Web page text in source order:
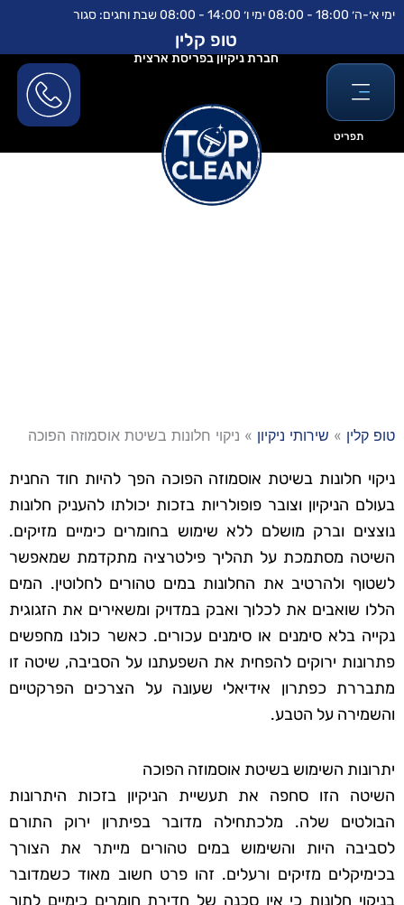
לתוכן
דילוג
ימי א׳-ה׳ 18:00 - 08:00 ימי ו׳ 14:00 - 08:00 שבת וחגים: סגור
תפריט
טופ קלין
חברת ניקיון בפריסת ארצית
טופ קלין » שירותי ניקיון » ניקוי חלונות בשיטת אוסמוזה הפוכה
ניקוי חלונות בשיטת אוסמוזה הפוכה הפך להיות חוד החנית
בעולם הניקיון וצובר פופולריות בזכות יכולתו להעניק חלונות
נוצצים וברק מושלם ללא שימוש בחומרים כימיים מזיקים.
השיטה מסתמכת על תהליך פילטרציה מתקדמת שמאפשר
לשטוף ולהרטיב את החלונות במים טהורים לחלוטין. המים
הללו שואבים את לכלוך ואבק במדויק ומשאירים את הזגוגית
נקייה בלא סימנים או סימנים עכורים. כאשר כולנו מחפשים
פתרונות ירוקים להפחית את השפעתנו על הסביבה, שיטה זו
מתבררת כפתרון אידיאלי שעונה על הצרכים הפרקטיים
והשמירה על הטבע.
יתרונות השימוש בשיטת אוסמוזה הפוכה
השיטה הזו סחפה את תעשיית הניקיון בזכות היתרונות
הבולטים שלה. מלכתחילה מדובר בפיתרון ירוק התורם
לסביבה היות והשימוש במים טהורים מייתר את הצורך
בכימיקלים מזיקים ורעלים. זהו פרט חשוב מאוד כשמדובר
בניקוי חלונות כי אין סכנה של חדירת חומרים כימיים לתוך